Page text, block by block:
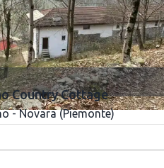
Country Cottage
- Novara (Piemonte)